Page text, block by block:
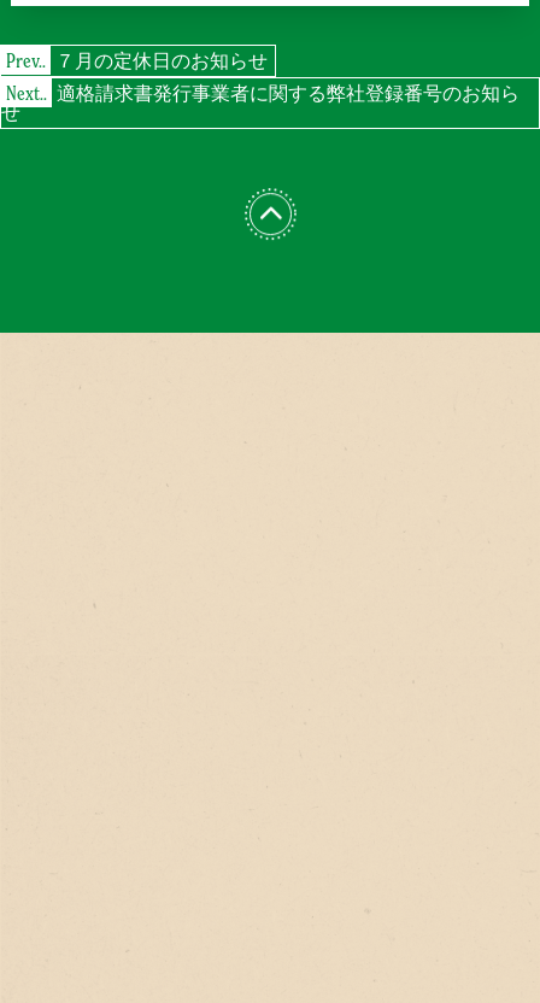
投
稿
ナ
ビ
ゲ
Prev.. ７月の定休日のお知らせ
Next.. 適格請求書発行事業者に関する弊社登録番号のお知ら
せ